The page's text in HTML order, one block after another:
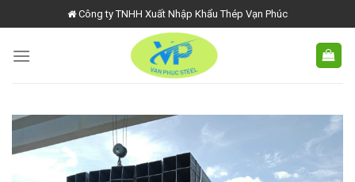
to
content
Công ty TNHH Xuất Nhập Khẩu Thép Vạn Phúc